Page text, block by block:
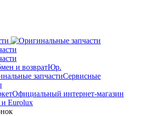
и возвратЮр.
запчастиСервисные
Официальный интернет-магазин
и Eurolux